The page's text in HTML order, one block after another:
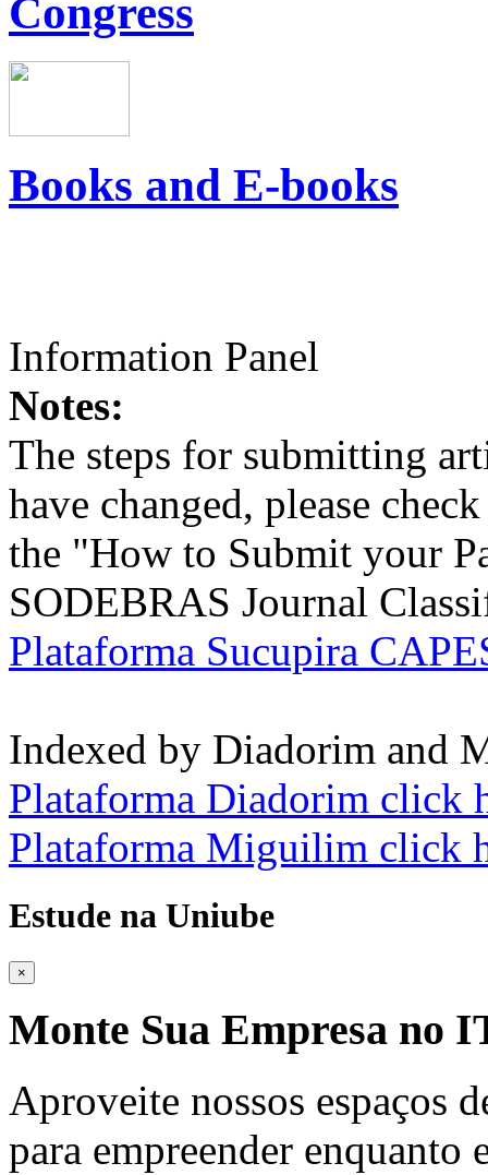
Congress
Books and E-books
Information Panel
Notes:
The steps for submitting
have changed, please
the "How to Submit your
SODEBRAS Journal
Plataforma Sucupira
Indexed by Diadorim and
Plataforma Diadorim click
Plataforma Miguilim click
Estude na Uniube
×
Monte Sua Empresa no
Aproveite nossos espaços
para empreender enquanto